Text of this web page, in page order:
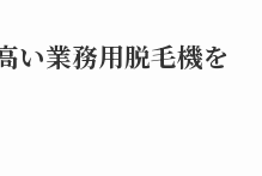
い業務用脱毛機を